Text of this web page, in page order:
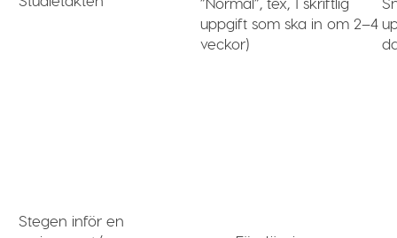
uppgift som ska in om 2–4
veckor)
Stegen inför en